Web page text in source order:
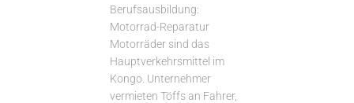
Berufsausbildung:
Motorrad-Reparatur
Motorräder sind das
Hauptverkehrsmittel im
Kongo. Unternehmer
vermieten Töffs an Fahrer,